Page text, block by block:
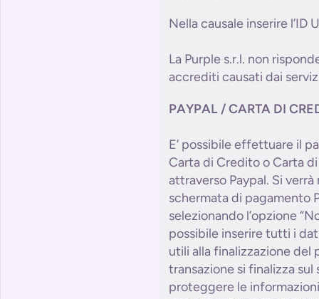
Nella causale inserire l’ID
La Purple s.r.l. non
accrediti causati dai
PAYPAL / CARTA DI
E’ possibile effettuare il
Carta di Credito o Carta
attraverso Paypal. Si
schermata di pagamento
selezionando l’opzione
possibile inserire tutti i
utili alla finalizzazione del
transazione si finalizza sul
proteggere le